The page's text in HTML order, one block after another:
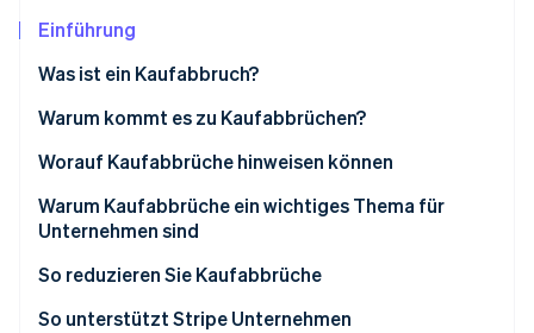
Online-Identitätsprüfung
Stripe-Sessions 2026
Erfahren Sie, wie Stripe Lösungen für die
Einführung
Was ist ein Kaufabbruch?
Warum kommt es zu Kaufabbrüchen?
Worauf Kaufabbrüche hinweisen können
Warum Kaufabbrüche ein wichtiges Thema für
Unternehmen sind
So reduzieren Sie Kaufabbrüche
Unerwartete Kosten bearbeiten
So unterstützt Stripe Unternehmen